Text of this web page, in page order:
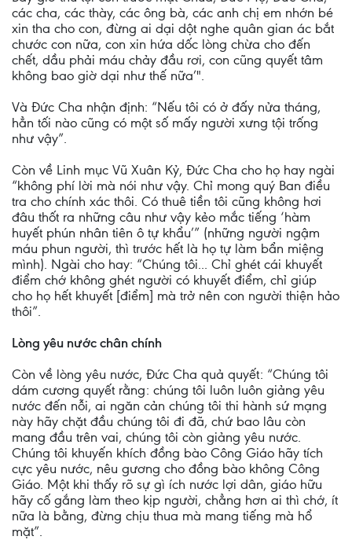
các cha, các thày, các ông bà, các anh chị em nhớn bé
xin tha cho con, đừng ai dại dột nghe quân gian ác bắt
chước con nữa, con xin hứa dốc lòng chừa cho đến
chết, dầu phải máu chảy đầu rơi, con cũng quyết tâm
không bao giờ dại như thế nữa’".
Và Đức Cha nhận định: “Nếu tôi có ở đấy nửa tháng,
hẳn tối nào cũng có một số mấy người xưng tội trống
như vậy”.
Còn về Linh mục Vũ Xuân Kỷ, Đức Cha cho họ hay ngài
“không phí lời mà nói như vậy. Chỉ mong quý Ban điều
tra cho chính xác thôi. Có thuê tiền tôi cũng không hơi
đâu thốt ra những câu như vậy kẻo mắc tiếng ‘hàm
huyết phún nhân tiên ô tự khẩu’” (những người ngậm
máu phun người, thì trước hết là họ tự làm bẩn miệng
mình). Ngài cho hay: “Chúng tôi... Chỉ ghét cái khuyết
điểm chớ không ghét người có khuyết điểm, chỉ giúp
cho họ hết khuyết [điểm] mà trở nên con người thiện hảo
thôi”.
Lòng yêu nước chân chính
Còn về lòng yêu nước, Đức Cha quả quyết: “Chúng tôi
dám cương quyết rằng: chúng tôi luôn luôn giảng yêu
nước đến nỗi, ai ngăn cản chúng tôi thi hành sứ mạng
này hãy chặt đầu chúng tôi đi đã, chứ bao lâu còn
mang đầu trên vai, chúng tôi còn giảng yêu nước.
Chúng tôi khuyến khích đồng bào Công Giáo hãy tích
cực yêu nước, nêu gương cho đồng bào không Công
Giáo. Một khi thấy rõ sự gì ích nước lợi dân, giáo hữu
hãy cố gắng làm theo kịp người, chẳng hơn ai thì chớ, ít
nữa là bằng, đừng chịu thua mà mang tiếng mà hổ
mặt”.